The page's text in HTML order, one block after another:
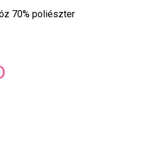
70% poliészter